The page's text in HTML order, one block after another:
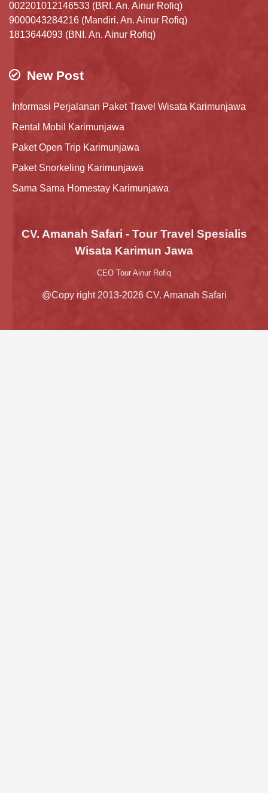
002201012146533 (BRI. An. Ainur Rofiq)
9000043284216 (Mandiri. An. Ainur Rofiq)
1813644093 (BNI. An. Ainur Rofiq)
New Post
Informasi Perjalanan Paket Travel Wisata Karimunjawa
Rental Mobil Karimunjawa
Paket Open Trip Karimunjawa
Paket Snorkeling Karimunjawa
Sama Sama Homestay Karimunjawa
CV. Amanah Safari - Tour Travel Spesialis
Wisata Karimun Jawa
CEO Tour Ainur Rofiq
@Copy right 2013-2026 CV. Amanah Safari